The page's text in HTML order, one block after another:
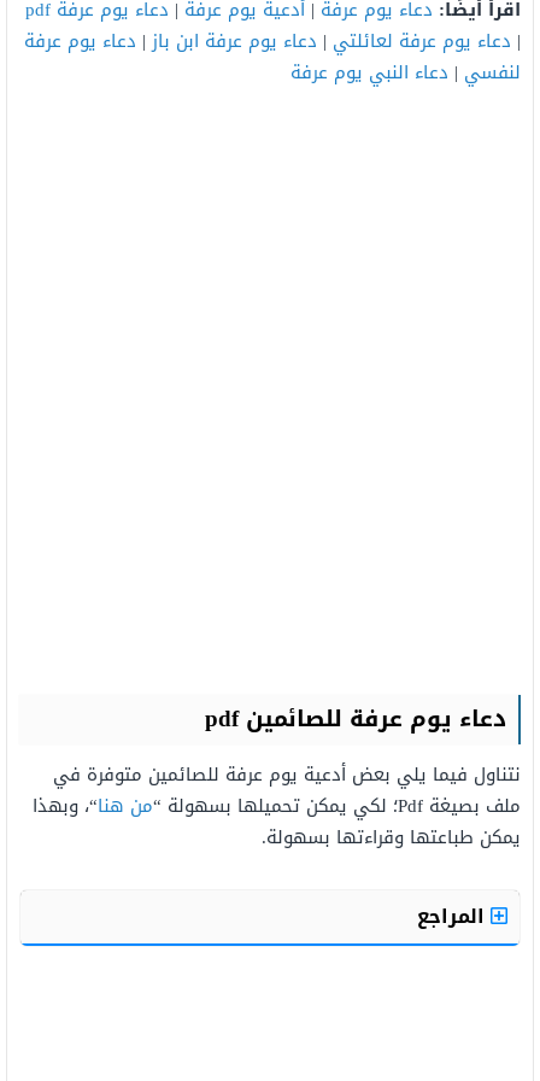
اقرأ أيضًا: دعاء يوم عرفة | أدعية يوم عرفة | دعاء يوم عرفة pdf
| دعاء يوم عرفة لعائلتي | دعاء يوم عرفة ابن باز| دعاء يوم عرفة
لنفسي | دعاء النبي يوم عرفة
دعاء يوم عرفة للصائمين pdf
نتناول فيما يلي بعض أدعية يوم عرفة للصائمين متوفرة في
ملف بصيغة Pdf؛ لكي يمكن تحميلها بسهولة “
من هنا“، وبهذا
يمكن طباعتها وقراءتها بسهولة.
المراجع